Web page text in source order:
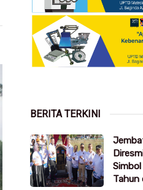
BERITA TERKINI
Tahun